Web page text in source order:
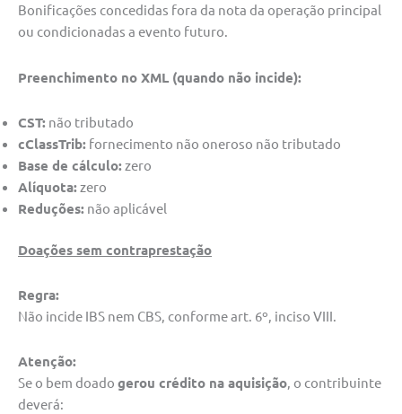
Bonificações concedidas fora da nota da operação principal
ou condicionadas a evento futuro.
Preenchimento no XML (quando não incide):
CST: não tributado
cClassTrib: fornecimento não oneroso não tributado
Base de cálculo:zero
Alíquota:zero
Reduções: não aplicável
Doações sem contraprestação
Regra:
Não incide IBS nem CBS, conforme art. 6º, inciso VIII.
Atenção:
Se o bem doado gerou crédito na aquisição, o contribuinte
deverá: